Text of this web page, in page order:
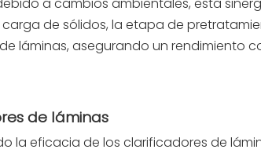
a cambios ambientales, esta
de sólidos, la etapa de
láminas, asegurando un rendimiento
de láminas
la eficacia de los clarificadores de